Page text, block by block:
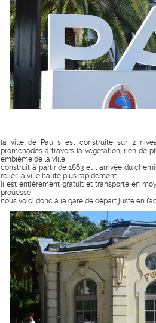
la ville de Pau s est construite sur 2
promenades à travers la végétation, rien de
emblème de la ville
construit à partir de 1863 et l arrivée du
relier la ville haute plus rapidement
il est entièrement gratuit et transporte en
prouesse
nous voici donc à la gare de départ juste en